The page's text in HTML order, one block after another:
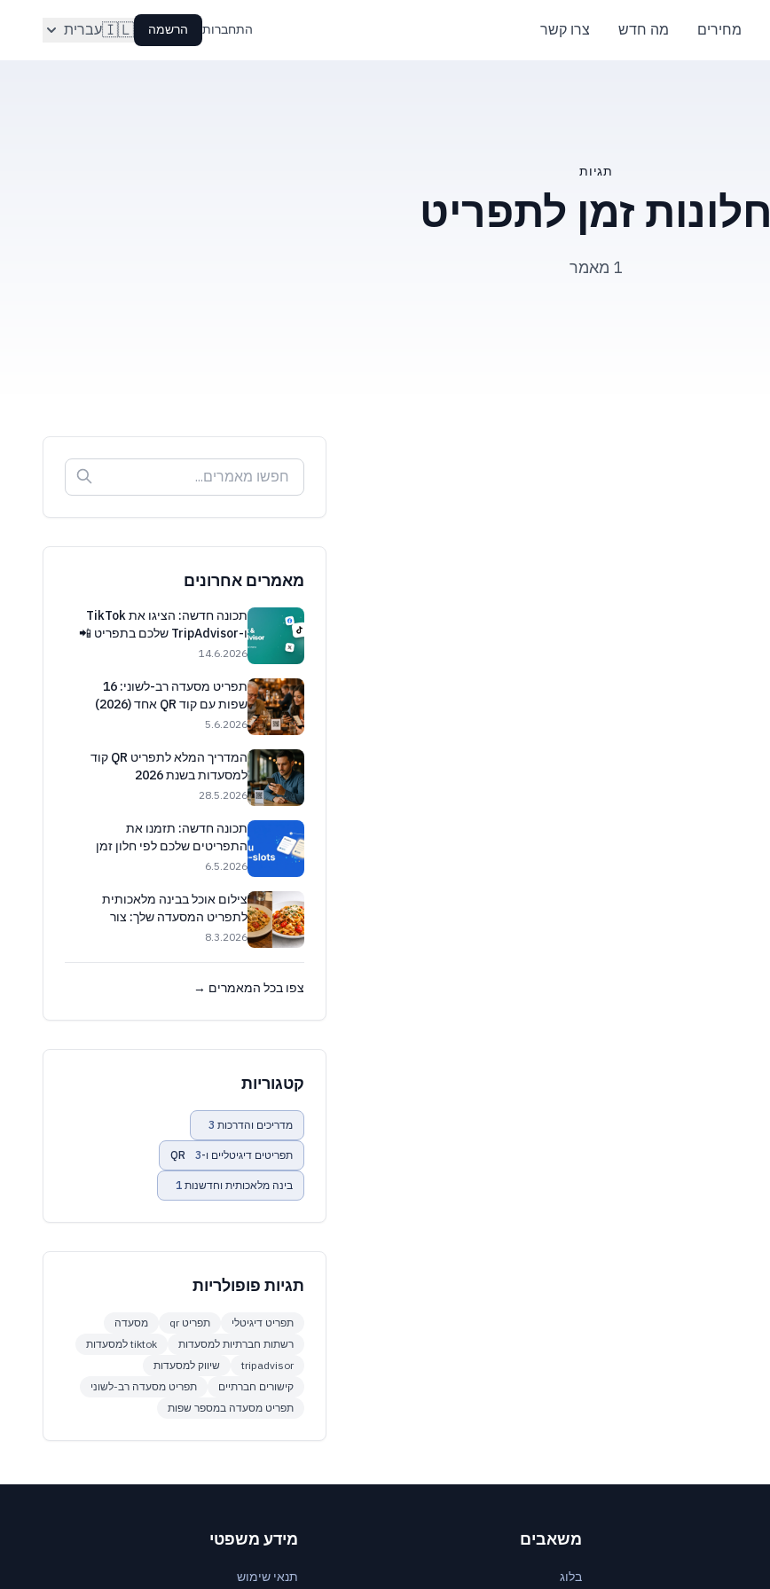
מחירים מה חדש צרו קשר התחברות הרשמה 🇮🇱עברית
תגיות
חלונות זמן לתפריט
1 מאמר
מאמרים אחרונים
תכונה חדשה: הציגו את TikTok
ו-TripAdvisor שלכם בתפריט 📲
14.6.2026
תפריט מסעדה רב-לשוני: 16
שפות עם קוד QR אחד (2026)
5.6.2026
המדריך המלא לתפריט QR קוד
למסעדות בשנת 2026
28.5.2026
תכונה חדשה: תזמנו את
התפריטים שלכם לפי חלון זמן
(מדריך מעשי) 🕒
6.5.2026
צילום אוכל בבינה מלאכותית
לתפריט המסעדה שלך: צור
והפוך תמונות למקצועיות באופן
8.3.2026
צפו בכל המאמרים →
קטגוריות
מדריכים והדרכות 3
תפריטים דיגיטליים ו-QR3
בינה מלאכותית וחדשנות1
תגיות פופולריות
תפריט דיגיטלי תפריט qr
מסעדה
רשתות חברתיות למסעדות
tiktok למסעדות
tripadvisor
שיווק למסעדות
קישורים חברתיים
תפריט מסעדה רב-לשוני
תפריט מסעדה במספר שפות
משאבים
בלוג
מידע משפטי
תנאי שימוש